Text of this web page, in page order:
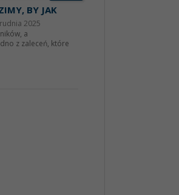
BY JAK
2025
a
z zaleceń, które